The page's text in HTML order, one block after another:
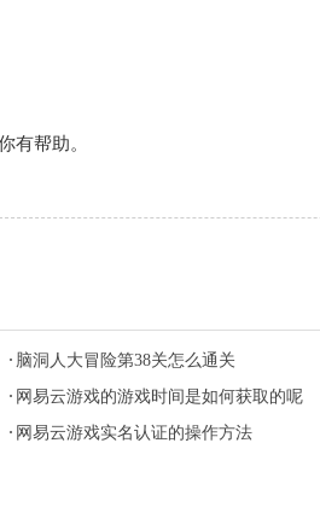
有帮助。
脑洞人大冒险第38关怎么通关
网易云游戏的游戏时间是如何获取的呢
网易云游戏实名认证的操作方法